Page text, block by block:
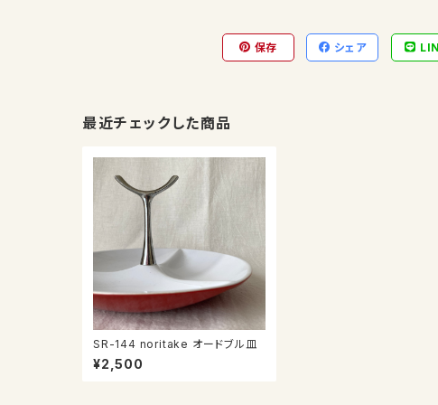
保存 シェア
最近チェックした商品
SR-144 noritake オードブル皿
¥2,500